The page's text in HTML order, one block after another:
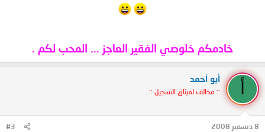
خادمكم خلوصي الفقير العاجز ... المحب لكم .
أبو أحمد
:: مخالف لميثاق التسجيل ::
8 ديسمبر 2008 #3